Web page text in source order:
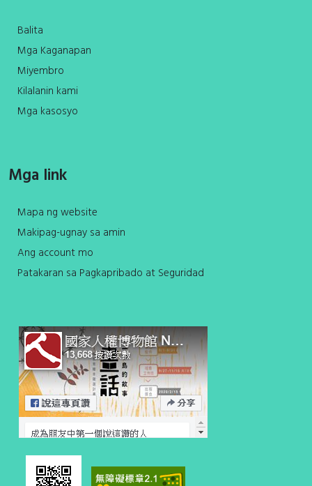
Balita
Mga Kaganapan
Miyembro
Kilalanin kami
Mga kasosyo
Mga link
Mapa ng website
Makipag-ugnay sa amin
Ang account mo
Patakaran sa Pagkapribado at Seguridad